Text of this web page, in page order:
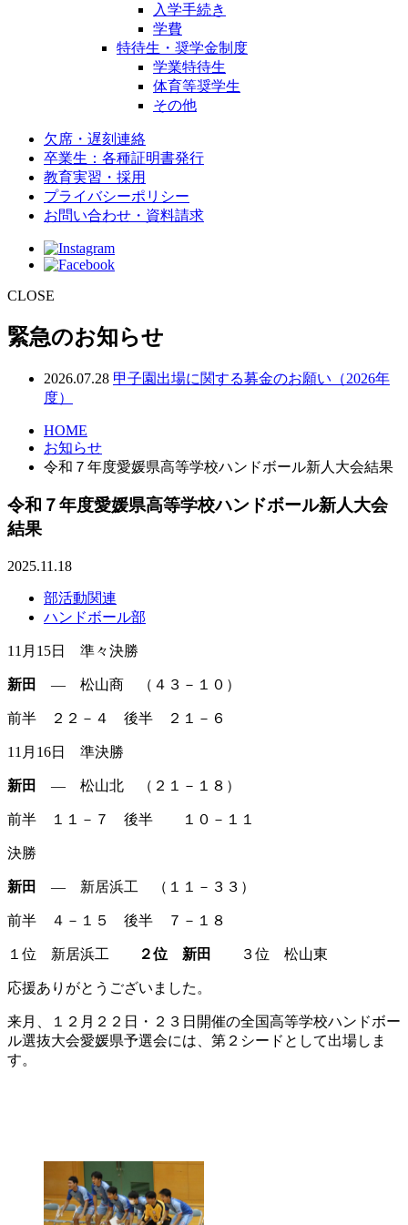
入学手続き
学費
特待生・奨学金制度
学業特待生
体育等奨学生
その他
欠席・遅刻連絡
卒業生：各種証明書発行
教育実習・採用
プライバシーポリシー
お問い合わせ・資料請求
CLOSE
緊急のお知らせ
2026.07.28 甲子園出場に関する募金のお願い（2026年
度）
HOME
お知らせ
令和７年度愛媛県高等学校ハンドボール新人大会結果
令和７年度愛媛県高等学校ハンドボール新人大会
結果
2025.11.18
部活動関連
ハンドボール部
11月15日 準々決勝
新田 ― 松山商 （４３－１０）
前半 ２２－４ 後半 ２１－６
11月16日 準決勝
新田 ― 松山北 （２１－１８）
前半 １１－７ 後半 １０－１１
決勝
新田 ― 新居浜工 （１１－３３）
前半 ４－１５ 後半 ７－１８
１位 新居浜工 ２位 新田 ３位 松山東
応援ありがとうございました。
来月、１２月２２日・２３日開催の全国高等学校ハンドボー
ル選抜大会愛媛県予選会には、第２シードとして出場しま
す。